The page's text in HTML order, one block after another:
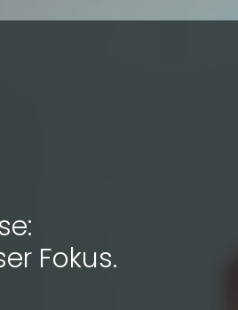
Fokus.